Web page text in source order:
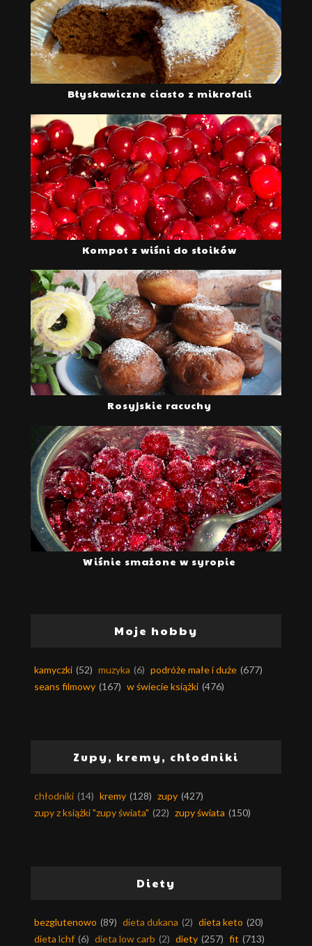
Błyskawiczne ciasto z mikrofali
Kompot z wiśni do słoików
Rosyjskie racuchy
Wiśnie smażone w syropie
Moje hobby
kamyczki (52) muzyka (6) podróże małe i duże (677)
seans filmowy (167) w świecie książki (476)
Zupy, kremy, chłodniki
chłodniki (14) kremy (128) zupy (427)
zupy z książki "zupy świata" (22) zupy świata (150)
Diety
bezglutenowo (89) dieta dukana (2) dieta keto (20)
dieta lchf (6) dieta low carb (2) diety (257) fit (713)